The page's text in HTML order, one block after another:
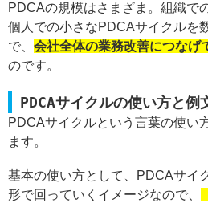
PDCAの規模はさまざま。組織で
個人での小さなPDCAサイクルを
で、 会社全体の業務改善につなげ
のです。
PDCAサイクルの使い方と例
PDCAサイクルという言葉の使い
ます。
基本の使い方として、PDCAサイ
形で回っていくイメージなので、